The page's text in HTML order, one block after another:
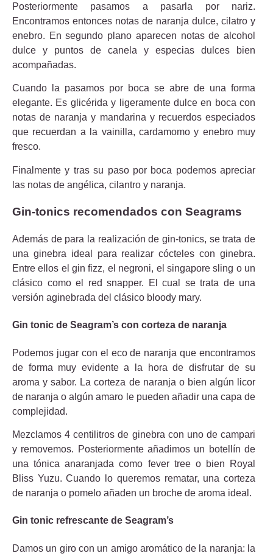
Posteriormente pasamos a pasarla por nariz.
Encontramos entonces notas de naranja dulce, cilatro y
enebro. En segundo plano aparecen notas de alcohol
dulce y puntos de canela y especias dulces bien
acompañadas.
Cuando la pasamos por boca se abre de una forma
elegante. Es glicérida y ligeramente dulce en boca con
notas de naranja y mandarina y recuerdos especiados
que recuerdan a la vainilla, cardamomo y enebro muy
fresco.
Finalmente y tras su paso por boca podemos apreciar
las notas de angélica, cilantro y naranja.
Gin-tonics recomendados con Seagrams
Además de para la realización de gin-tonics, se trata de
una ginebra ideal para realizar cócteles con ginebra.
Entre ellos el gin fizz, el negroni, el singapore sling o un
clásico como el red snapper. El cual se trata de una
versión aginebrada del clásico bloody mary.
Gin tonic de Seagram’s con corteza de naranja
Podemos jugar con el eco de naranja que encontramos
de forma muy evidente a la hora de disfrutar de su
aroma y sabor. La corteza de naranja o bien algún licor
de naranja o algún amaro le pueden añadir una capa de
complejidad.
Mezclamos 4 centilitros de ginebra con uno de campari
y removemos. Posteriormente añadimos un botellín de
una tónica anaranjada como fever tree o bien Royal
Bliss Yuzu. Cuando lo queremos rematar, una corteza
de naranja o pomelo añaden un broche de aroma ideal.
Gin tonic refrescante de Seagram’s
Damos un giro con un amigo aromático de la naranja: la